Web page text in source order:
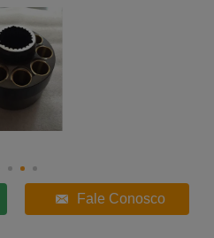
Fale Conosco